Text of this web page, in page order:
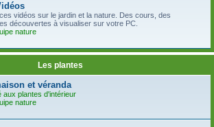
vidéos sur le jardin et la nature. Des cours, des
découvertes à visualiser sur votre PC.
nature
Les plantes
et véranda
aux plantes d'intérieur
nature